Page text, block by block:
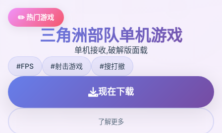
✏️ 热门游戏
三角洲部队单机游戏
单机接收,破解版面载
#FPS #射击游戏 #搜打撤
现在下载
了解更多